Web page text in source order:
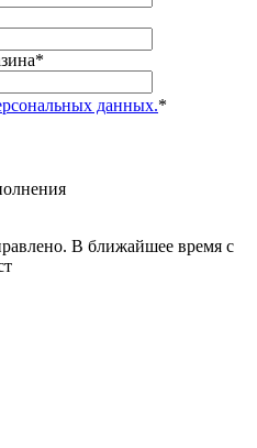
*
данных.*
В ближайшее время с